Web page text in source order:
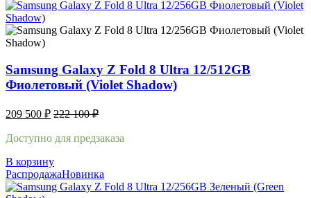
Samsung Galaxy Z Fold 8 Ultra 12/512GB
Фиолетовый (Violet Shadow)
209 500 ₽ 222 100₽
Доступно для предзаказа
В корзину
РаспродажаНовинка